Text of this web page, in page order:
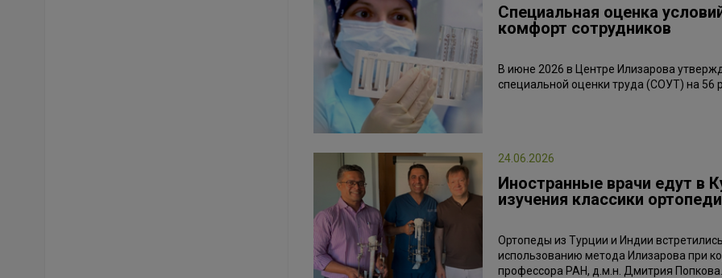
Специальная оценка
комфорт сотрудников
В июне 2026 в Центре Илизарова
специальной оценки труда (СОУТ) на 56
24.06.2026
Иностранные врачи едут в
изучения классики
Ортопеды из Турции и Индии
использованию метода Илизарова при
профессора РАН, д.м.н. Дмитрия